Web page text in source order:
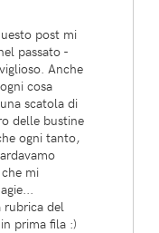
post mi
passato -
Anche
cosa
scatola di
delle bustine
ogni tanto,
mi
rubrica del
prima fila :)